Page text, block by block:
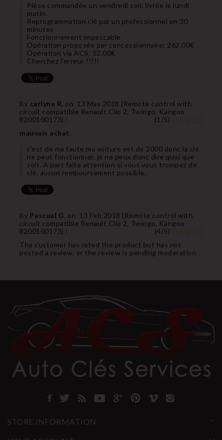
Pièce commandée un vendredi soir, livrée le lundi
matin.
Reprogrammation clé par un professionnel en 30
minutes
Fonctionnement impeccable
Opération proposée par concessionnaire: 262.00€
Opération via ACS: 52.00€
Cherchez l'erreur !!!!!
By carlyne R. on 13 May 2018 ( Remote control with
circuit compatible Renault Clio 2, Twingo, Kangoo
8200100173) : (1 /5)
mauvais achat
c'est de ma faute ma voiture est de 2000 donc la clé
ne peut fonctionner, je ne peux donc dire quoi que
soit. A part faite attention si vous vous trompez de
clé, aucun remboursement possible.
By Pascual G. on 13 Feb 2018 ( Remote control with
circuit compatible Renault Clio 2, Twingo, Kangoo
8200100173) : (4/5)
The customer has rated the product but has not
posted a review, or the review is pending moderation
STORE INFORMATION